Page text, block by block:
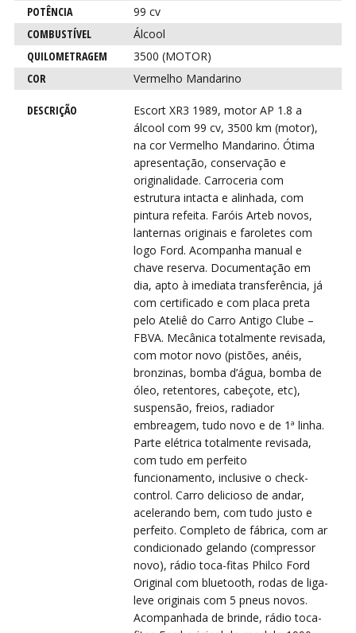
POTÊNCIA
99 cv
COMBUSTÍVEL
Álcool
QUILOMETRAGEM
3500 (MOTOR)
COR
Vermelho Mandarino
DESCRIÇÃO
Escort XR3 1989, motor AP 1.8 a
álcool com 99 cv, 3500 km (motor),
na cor Vermelho Mandarino. Ótima
apresentação, conservação e
originalidade. Carroceria com
estrutura intacta e alinhada, com
pintura refeita. Faróis Arteb novos,
lanternas originais e faroletes com
logo Ford. Acompanha manual e
chave reserva. Documentação em
dia, apto à imediata transferência, já
com certificado e com placa preta
pelo Ateliê do Carro Antigo Clube –
FBVA. Mecânica totalmente revisada,
com motor novo (pistões, anéis,
bronzinas, bomba d’água, bomba de
óleo, retentores, cabeçote, etc),
suspensão, freios, radiador
embreagem, tudo novo e de 1ª linha.
Parte elétrica totalmente revisada,
com tudo em perfeito
funcionamento, inclusive o check-
control. Carro delicioso de andar,
acelerando bem, com tudo justo e
perfeito. Completo de fábrica, com ar
condicionado gelando (compressor
novo), rádio toca-fitas Philco Ford
Original com bluetooth, rodas de liga-
leve originais com 5 pneus novos.
Acompanhada de brinde, rádio toca-